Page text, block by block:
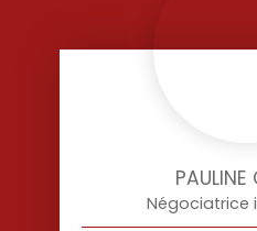
PAULINE
Négociatrice